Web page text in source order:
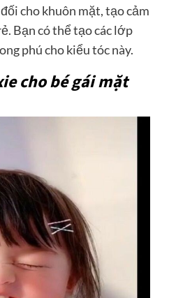
cho khuôn mặt, tạo cảm
Bạn có thể tạo các lớp
phú cho kiểu tóc này.
cho bé gái mặt